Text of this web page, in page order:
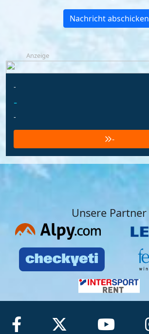
Nachricht abschicken
Anzeige
-
-
-
-
Unsere Partner